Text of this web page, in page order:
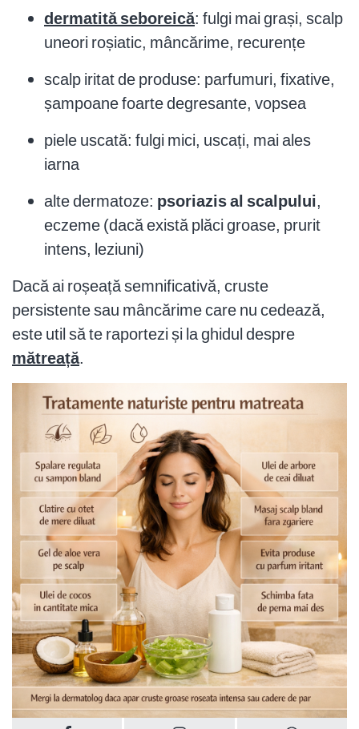
dermatită seboreică: fulgi mai grași, scalp
uneori roșiatic, mâncărime, recurențe
scalp iritat de produse: parfumuri, fixative,
șampoane foarte degresante, vopsea
piele uscată: fulgi mici, uscați, mai ales
iarna
alte dermatoze: psoriazis al scalpului,
eczeme (dacă există plăci groase, prurit
intens, leziuni)
Dacă ai roșeață semnificativă, cruste
persistente sau mâncărime care nu cedează,
este util să te raportezi și la ghidul despre
mătreață.